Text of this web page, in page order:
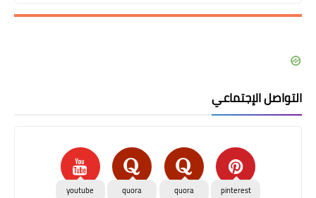
التواصل الإجتماعي
pinterest
quora
quora
youtube